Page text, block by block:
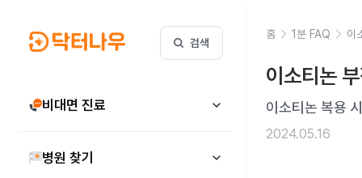
검색
비대면 진료
병원 찾기
홈 1분 FAQ 이
이소티논
이소티논 복용
2024.05.16